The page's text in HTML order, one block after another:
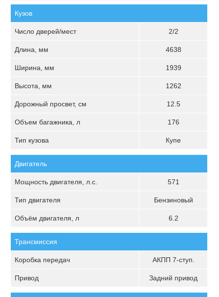
Кузов
Число дверей/мест 2/2
Длина, мм 4638
Ширина, мм 1939
Высота, мм 1262
Дорожный просвет, см 12.5
Объем багажника, л 176
Тип кузова Купе
Двигатель
Мощность двигателя, л.с. 571
Тип двигателя Бензиновый
Объём двигателя, л 6.2
Трансмиссия
Коробка передач АКПП 7-ступ.
Привод Задний привод